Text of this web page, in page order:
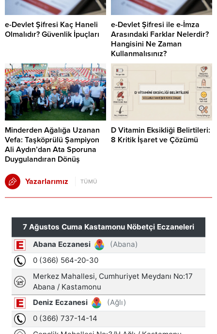
e-Devlet Şifresi Kaç Haneli
Olmalıdır? Güvenlik İpuçları
e-Devlet Şifresi ile e-İmza
Arasındaki Farklar Nelerdir?
Hangisini Ne Zaman
Kullanmalısınız?
Minderden Ağalığa Uzanan
Vefa: Taşköprülü Şampiyon
Ali Aydın’dan Ata Sporuna
Duygulandıran Dönüş
D Vitamin Eksikliği Belirtileri:
8 Kritik İşaret ve Çözümü
Yazarlarımız TÜMÜ